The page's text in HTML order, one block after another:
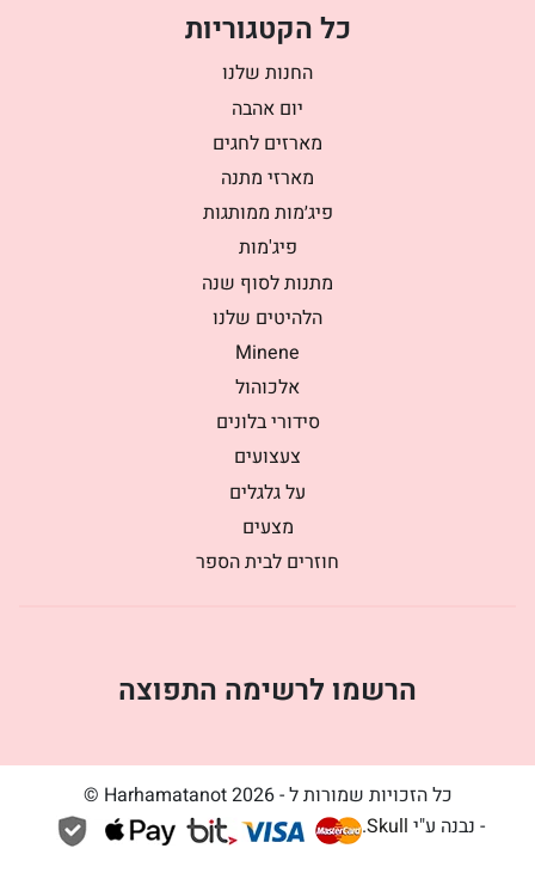
כל הקטגוריות
החנות שלנו
יום אהבה
מארזים לחגים
מארזי מתנה
פיג׳מות ממותגות
פיג'מות
מתנות לסוף שנה
הלהיטים שלנו
Minene
אלכוהול
סידורי בלונים
צעצועים
על גלגלים
מצעים
חוזרים לבית הספר
הרשמו לרשימה התפוצה
כל הזכויות שמורות ל - Harhamatanot 2026 ©
- נבנה ע"י Skull
.